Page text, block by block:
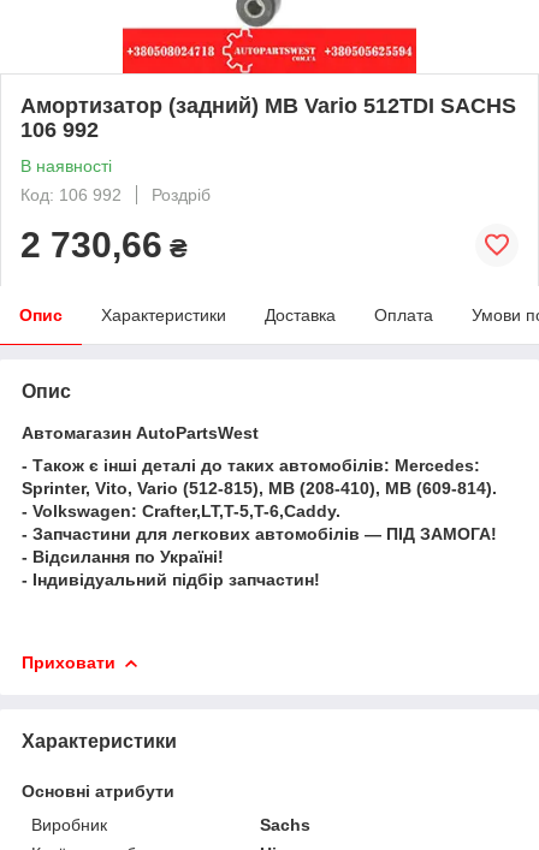
Амортизатор (задний) MB Vario 512TDI SACHS
106 992
В наявності
Код: 106 992
Роздріб
2 730,66 ₴
Опис Характеристики Доставка Оплата Умови
Опис
Автомагазин AutoPartsWest
- Також є інші деталі до таких автомобілів: Mercedes:
Sprinter, Vito, Vario (512-815), MB (208-410), MB (609-814).
- Volkswagen: Crafter,LT,T-5,T-6,Caddy.
- Запчастини для легкових автомобілів — ПІД ЗАМОГА!
- Відсилання по Україні!
- Індивідуальний підбір запчастин!
Приховати
Характеристики
Основні атрибути
Виробник
Sachs